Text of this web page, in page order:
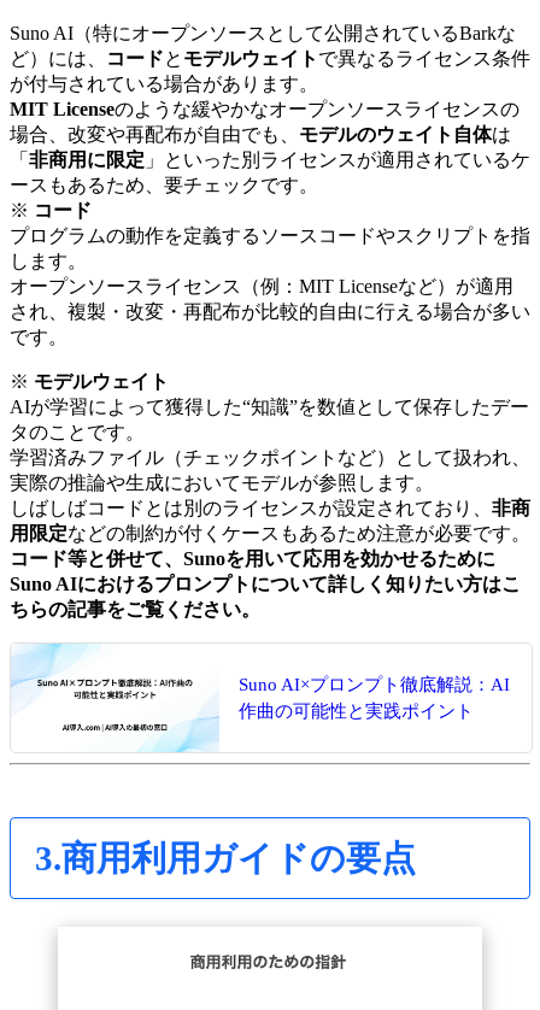
Suno AI（特にオープンソースとして公開されているBarkな
ど）には、
コードと モデルウェイト で異なるライセンス条件
が付与されている場合があります。
MIT Licenseのような緩やかなオープンソースライセンスの
場合、改変や再配布が自由でも、 モデルのウェイト自体は
「 非商用に限定 」といった別ライセンスが適用されているケ
ースもあるため、要チェックです。
※ コード
プログラムの動作を定義するソースコードやスクリプトを指
します。
オープンソースライセンス（例：MIT Licenseなど）が適用
され、複製・改変・再配布が比較的自由に行える場合が多い
です。
※ モデルウェイト
AIが学習によって獲得した“知識”を数値として保存したデー
タのことです。
学習済みファイル（チェックポイントなど）として扱われ、
実際の推論や生成においてモデルが参照します。
しばしばコードとは別のライセンスが設定されており、 非商
用限定などの制約が付くケースもあるため注意が必要です。
コード等と併せて、Sunoを用いて応用を効かせるために
Suno AIにおけるプロンプトについて詳しく知りたい方はこ
ちらの記事をご覧ください。
Suno AI×プロンプト徹底解説：AI
作曲の可能性と実践ポイント
3.商用利用ガイドの要点